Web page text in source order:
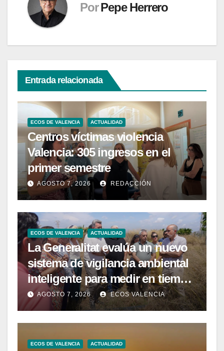
Por Pepe Herrero
Entrada relacionada
ECOS DE VALENCIA ACTUALIDAD
Centros víctimas violencia
Valencia: 305 ingresos en el
primer semestre
AGOSTO 7, 2026 REDACCIÓN
ECOS DE VALENCIA ACTUALIDAD
La Generalitat evalúa un nuevo
sistema de vigilancia ambiental
inteligente para medir en tiempo
real la calidad del agua de las
playas de la Comunitat
Valenciana
AGOSTO 7, 2026 ECOS VALENCIA
ECOS DE VALENCIA ACTUALIDAD